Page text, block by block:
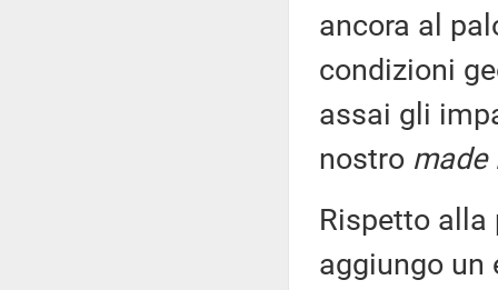
ancora al
condizioni
assai gli
nostro made
Rispetto alla
aggiungo un